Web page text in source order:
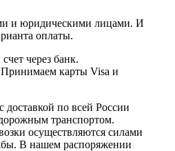
и юридическими лицами. И
оплаты.
через банк.
Принимаем карты Visa и
по всей России
транспортом.
осуществляются силами
В нашем распоряжении